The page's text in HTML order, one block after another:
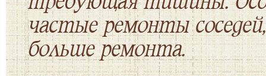
частые ремонты
больше ремонта.